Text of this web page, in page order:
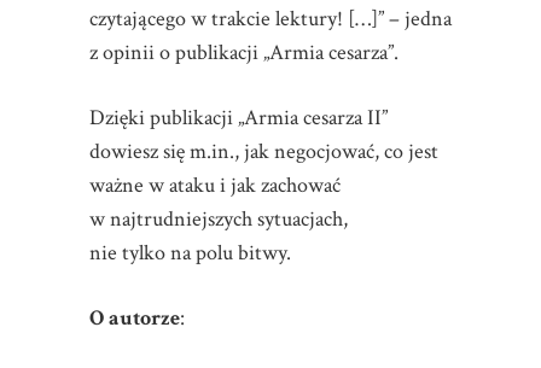
czytającego w trakcie lektury! […]” – jedna
z opinii o publikacji „Armia cesarza”.
Dzięki publikacji „Armia cesarza II”
dowiesz się m.in., jak negocjować, co jest
ważne w ataku i jak zachować
w najtrudniejszych sytuacjach,
nie tylko na polu bitwy.
O autorze: